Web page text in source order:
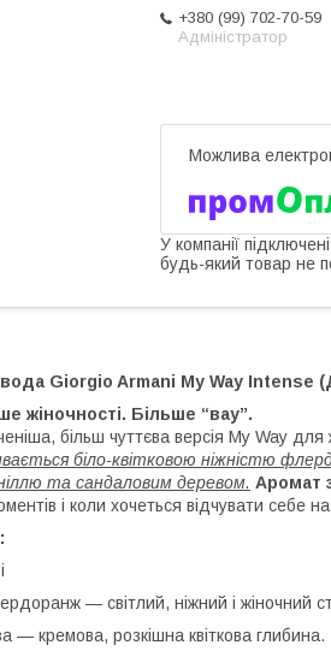
+380 (99) 702-70-59
Адміністратор
У компанії
будь-який товар не
Giorgio Armani My Way Intense
жіночності. Більше “вау”.
більш чуттєва версія My Way для
біло-квітковою ніжністю
та сандаловим деревом. Аромат
і коли хочеться відчувати себе на
— світлий, ніжний і жіночний
— кремова, розкішна квіткова глибина.